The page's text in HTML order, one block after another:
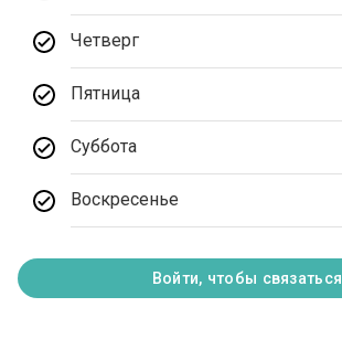
Четверг
Пятница
Суббота
Воскресенье
Войти, чтобы связаться